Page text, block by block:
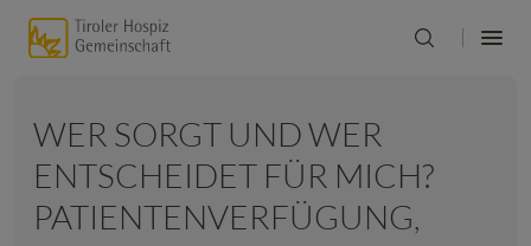
WER SORGT UND WER
ENTSCHEIDET FÜR MICH?
PATIENTENVERFÜGUNG,